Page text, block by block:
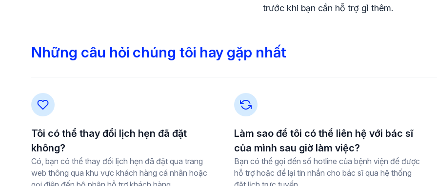
trước khi bạn cần hỗ trợ gì thêm.
Những câu hỏi chúng tôi hay gặp nhất
Tôi có thể thay đổi lịch hẹn đã đặt
không?
Có, bạn có thể thay đổi lịch hẹn đã đặt qua trang
web thông qua khu vực khách hàng cá nhân hoặc
Làm sao để tôi có thể liên hệ với bác sĩ
của mình sau giờ làm việc?
Bạn có thể gọi đến số hotline của bệnh viện để được
hỗ trợ hoặc để lại tin nhắn cho bác sĩ qua hệ thống